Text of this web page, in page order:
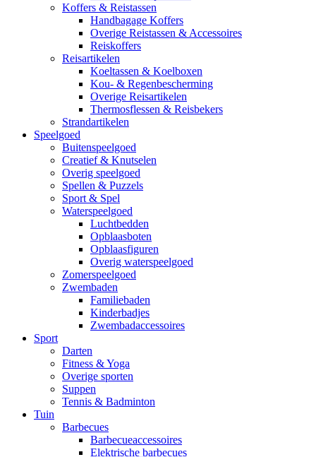
Koffers & Reistassen
Handbagage Koffers
Overige Reistassen & Accessoires
Reiskoffers
Reisartikelen
Koeltassen & Koelboxen
Kou- & Regenbescherming
Overige Reisartikelen
Thermosflessen & Reisbekers
Strandartikelen
Speelgoed
Buitenspeelgoed
Creatief & Knutselen
Overig speelgoed
Spellen & Puzzels
Sport & Spel
Waterspeelgoed
Luchtbedden
Opblaasboten
Opblaasfiguren
Overig waterspeelgoed
Zomerspeelgoed
Zwembaden
Familiebaden
Kinderbadjes
Zwembadaccessoires
Sport
Darten
Fitness & Yoga
Overige sporten
Suppen
Tennis & Badminton
Tuin
Barbecues
Barbecueaccessoires
Elektrische barbecues